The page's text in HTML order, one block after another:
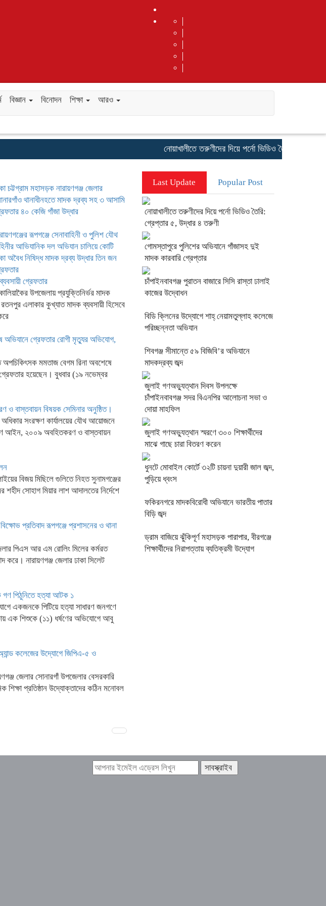
বিজ্ঞান বিনোদন শিক্ষা আরও
নোয়াখালীতে তরুণীদের দিয়ে পর্নো ভিডিও তৈরি: গ্রেপ্তার
চট্টগ্রাম মহাসড়ক নারায়ণগঞ্জ জেলার
থানাধীনহতে মাদক দ্রব্য সহ ৩ আসামি
৪০ কেজি গাঁজা উদ্ধার
রূপগঞ্জে সেনাবাহিনী ও পুলিশ যৌথ
আভিযানিক দল অভিযান চালিয়ে কোটি
অবৈধ নিষিদ্ধ মাদক দ্রব্য উদ্ধার তিন জন
গ্রেফতার
উপজেলায় প্রযুক্তিনির্ভর মাদক
এলাকার কুখ্যাত মাদক ব্যবসায়ী হিসেবে
অভিযানে গ্রেফতার রোগী মৃত্যুর অভিযোগ,
অপচিকিৎসক মমতাজ বেগম রিনা অবশেষে
হয়েছেন। বুধবার (১৯ নভেম্বর
বাস্তবায়ন বিষয়ক সেমিনার অনুষ্ঠিত।
সংরক্ষণ কার্যালয়ের যৌথ আয়োজনে
আইন, ২০০৯ অবহিতকরণ ও বাস্তবায়ন
বিজয় মিছিলে গুলিতে নিহত সুনামগঞ্জের
শহীদ সোহাগ মিয়ার লাশ আদালতের নির্দেশে
প্রতিবাদ রূপগঞ্জে প্রশাসনের ও থানা
পিএস আর এম রোলিং মিলের কর্মরত
করে। নারায়ণগঞ্জ জেলার ঢাকা সিলেট
গণ পিঠুনিতে হত্যা আটক ১
একজনকে পিটিয়ে হত্যা সাধারণ জনগণে
এক শিশুকে (১১) ধর্ষণের অভিযোগে আবু
কলেজের উদ্যোগে জিপিএ-৫ ও
জেলার সোনারগাঁ উপজেলার বেসরকারি
শিক্ষা প্রতিষ্ঠান উদ্যোক্তাদের কঠিন মনোবল
Last Update Popular Post
নোয়াখালীতে তরুণীদের দিয়ে পর্নো ভিডিও তৈরি:
গ্রেপ্তার ৫, উদ্ধার ৪ তরুণী
গোমস্তাপুরে পুলিশের অভিযানে গাঁজাসহ দুই
মাদক কারবারি গ্রেপ্তার
চাঁপাইনবাবগঞ্জ পুরাতন বাজারে সিসি রাস্তা ঢালাই
কাজের উদ্বোধন
বিডি ক্লিনের উদ্যোগে শাহ্ নেয়ামতুল্লাহ কলেজে
পরিচ্ছন্নতা অভিযান
শিবগঞ্জ সীমান্তে ৫৯ বিজিবি’র অভিযানে
মাদকদ্রব্য জব্দ
জুলাই গণঅভ্যুত্থান দিবস উপলক্ষে
চাঁপাইনবাবগঞ্জ সদর বিএনপির আলোচনা সভা ও
দোয়া মাহফিল
জুলাই গণঅভ্যুত্থান স্মরণে ৩০০ শিক্ষার্থীদের
মাঝে গাছে চারা বিতরণ করেন
ধুনটে মোবাইল কোর্টে ৩২টি চায়না দুয়ারী জাল জব্দ,
পুড়িয়ে ধ্বংস
ফকিরনগরে মাদকবিরোধী অভিযানে ভারতীয় পাতার
বিড়ি জব্দ
ড্রাম বাজিয়ে ঝুঁকিপূর্ণ মহাসড়ক পারাপার, বীরগঞ্জে
শিক্ষার্থীদের নিরাপত্তায় ব্যতিক্রমী উদ্যোগ